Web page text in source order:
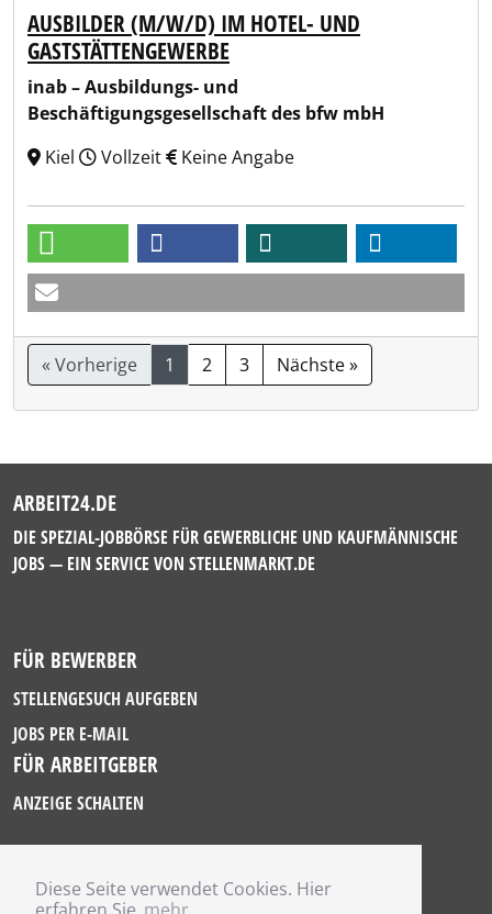
Diese Seite verwendet Cookies. Hier
AUSBILDER (M/W/D) IM HOTEL- UND
GASTSTÄTTENGEWERBE
inab – Ausbildungs- und
Beschäftigungsgesellschaft des bfw mbH
Kiel
Vollzeit Keine Angabe
« Vorherige 1 2 3 Nächste »
ARBEIT24.DE
DIE SPEZIAL-JOBBÖRSE FÜR GEWERBLICHE UND KAUFMÄNNISCHE
JOBS — EIN SERVICE VON STELLENMARKT.DE
FÜR BEWERBER
STELLENGESUCH AUFGEBEN
JOBS PER E-MAIL
FÜR ARBEITGEBER
ANZEIGE SCHALTEN
IMPRESSUM